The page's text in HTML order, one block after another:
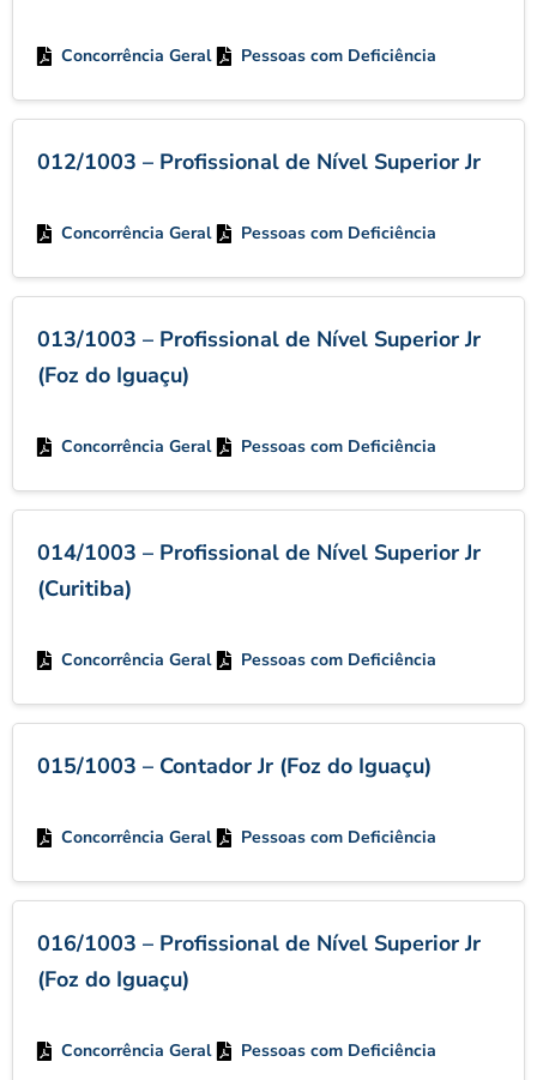
Concorrência Geral Pessoas com Deficiência
012/1003 – Profissional de Nível Superior Jr
Concorrência Geral Pessoas com Deficiência
013/1003 – Profissional de Nível Superior Jr
(Foz do Iguaçu)
Concorrência Geral Pessoas com Deficiência
014/1003 – Profissional de Nível Superior Jr
(Curitiba)
Concorrência Geral Pessoas com Deficiência
015/1003 – Contador Jr (Foz do Iguaçu)
Concorrência Geral Pessoas com Deficiência
016/1003 – Profissional de Nível Superior Jr
(Foz do Iguaçu)
Concorrência Geral Pessoas com Deficiência